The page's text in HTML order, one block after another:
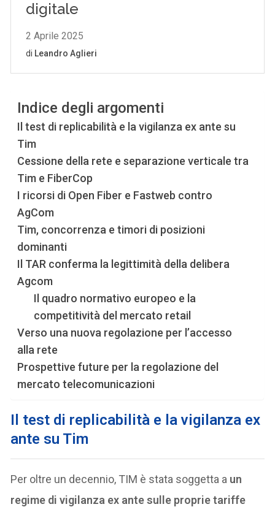
Indice degli argomenti
Il test di replicabilità e la vigilanza ex ante su
Tim
Cessione della rete e separazione verticale tra
Tim e FiberCop
I ricorsi di Open Fiber e Fastweb contro
AgCom
Tim, concorrenza e timori di posizioni
dominanti
Il TAR conferma la legittimità della delibera
Agcom
Il quadro normativo europeo e la
competitività del mercato retail
Verso una nuova regolazione per l’accesso
alla rete
Prospettive future per la regolazione del
mercato telecomunicazioni
Il test di replicabilità e la vigilanza ex
ante su Tim
Per oltre un decennio, TIM è stata soggetta a un
regime di vigilanza ex ante sulle proprie tariffe